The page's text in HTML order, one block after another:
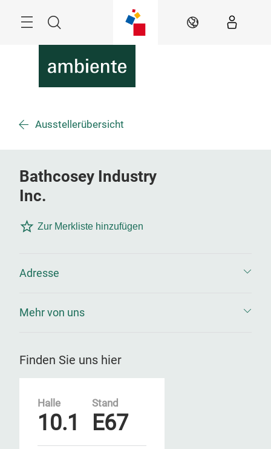
Suche DE
Ausstellerübersicht
Bathcosey Industry
Inc.
Zur Merkliste hinzufügen
Adresse
Mehr von uns
Finden Sie uns hier
Halle
10.1
Stand
E67